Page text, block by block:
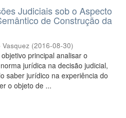
Judiciais sob o Aspecto
de Construção da
(2016-08-30)
principal analisar o
jurídica na decisão judicial,
saber jurídico na experiência do
o objeto de ...